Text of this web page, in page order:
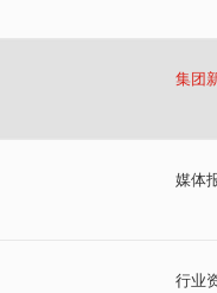
集团
媒体
行业